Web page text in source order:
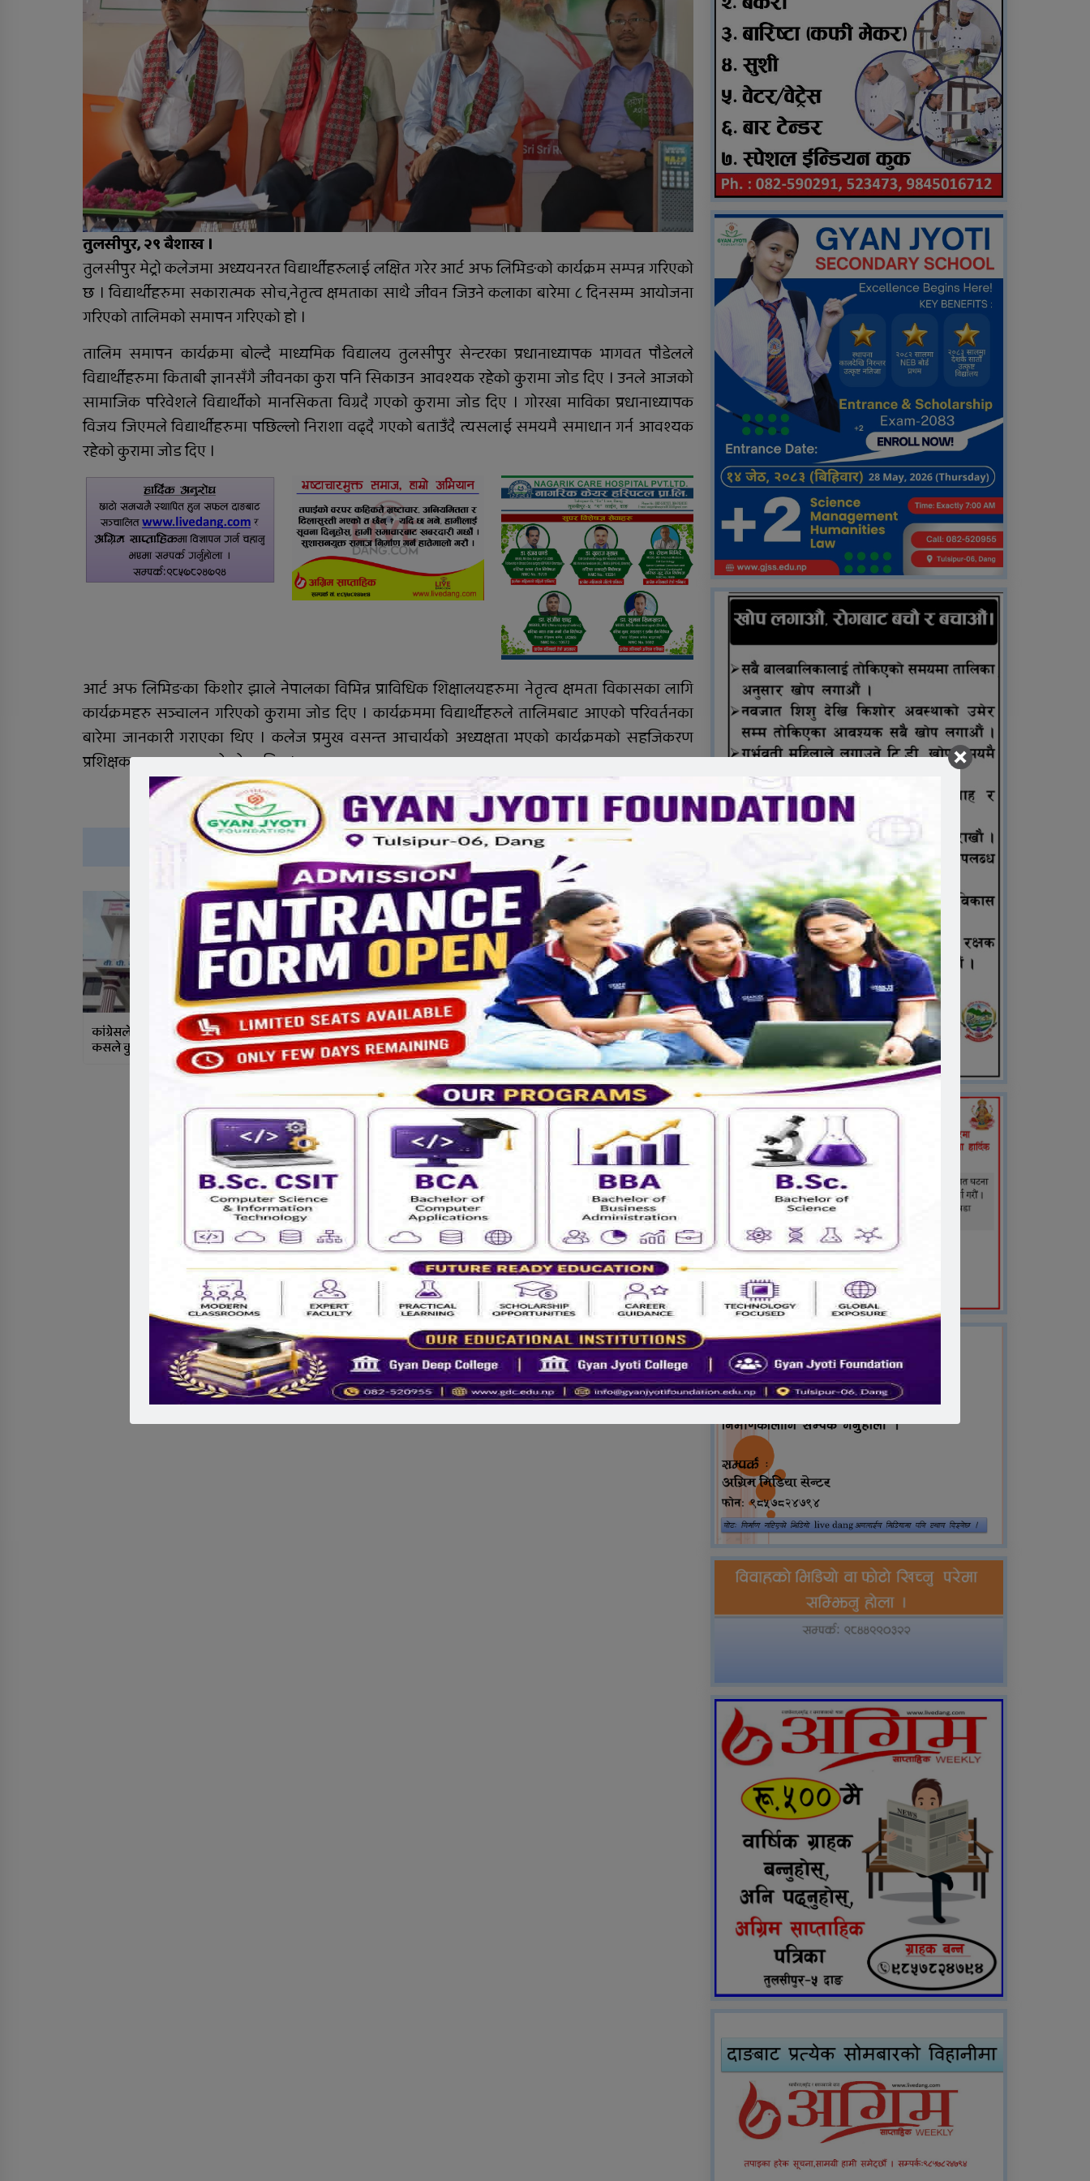
रुकुम पश्चिममा भ्यान र
मोटरसाइकल ठोक्किँदा एक
जनाको मृत्यु
दुग्ध चिस्यान केन्द्र अनुदान
हिनामिना आरोपमा
आठबिसकोटका मेयरसहित ११
जनाविरुद्ध भ्रष्टाचार मुद्दा
६ महिनाअघि सजिएकी बेहुली,
६ महिनापछि सडकमा अस्ताइन्
तुलसीपुर, २९ बैशाख ।
तुलसीपुर मेट्रो कलेजमा अध्ययनरत विद्यार्थीहरुलाई लक्षित गरेर आर्ट अफ लिभिङको कार्यक्रम सम्पन्न गरिएको
छ । विद्यार्थीहरुमा सकारात्मक सोच,नेतृत्व क्षमताका साथै जीवन जिउने कलाका बारेमा ८ दिनसम्म आयोजना
गरिएको तालिमको समापन गरिएको हो ।
तालिम समापन कार्यक्रमा बोल्दै माध्यमिक विद्यालय तुलसीपुर सेन्टरका प्रधानाध्यापक भागवत पौडेलले
विद्यार्थीहरुमा किताबी ज्ञानसँगै जीवनका कुरा पनि सिकाउन आवश्यक रहेको कुरामा जोड दिए । उनले आजको
सामाजिक परिवेशले विद्यार्थीको मानसिकता विग्रदै गएको कुरामा जोड दिए । गोरखा माविका प्रधानाध्यापक
विजय जिएमले विद्यार्थीहरुमा पछिल्लो निराशा वढ्दै गएको बताउँदै त्यसलाई समयमै समाधान गर्न आवश्यक
रहेको कुरामा जोड दिए ।
आर्ट अफ लिभिङका किशोर झाले नेपालका विभिन्न प्राविधिक शिक्षालयहरुमा नेतृत्व क्षमता विकासका लागि
कार्यक्रमहरु सञ्चालन गरिएको कुरामा जोड दिए । कार्यक्रममा विद्यार्थीहरुले तालिमबाट आएको परिवर्तनका
बारेमा जानकारी गराएका थिए । कलेज प्रमुख वसन्त आचार्यको अध्यक्षता भएको कार्यक्रमको सहजिकरण
प्रशिक्षक काव्य लम्सालले गरेका थिए ।
थप शीर्षक
कांग्रेसले टुंग्यायो मन्त्रीको नाम, अरू
कसले कुन मन्त्रालय पाउने?
बबरपुरमा निःशुल्क स्वास्थ्य शिबिर, ३
सय १० जना लाभान्वित
स्वास्थ्यमन्त्री गौतमले सार्वजनिक
गरिन् दुई महिने प्रगति विवरण